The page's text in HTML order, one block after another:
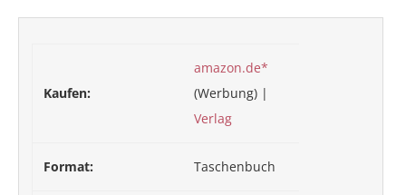
Kaufen:
amazon.de*
(Werbung) |
Verlag
Format: Taschenbuch